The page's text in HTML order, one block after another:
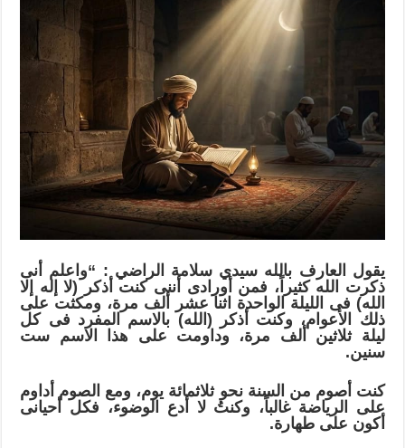
تأخر
عليه
الفتح
مغلقة
يقول العارف بالله سيدي سلامة الراضي : “واعلم أنى
ذكرت الله كثيراً، فمن أورادى أننى كنت أذكر (لا إله إلا
الله) فى الليلة الواحدة اثنا عشر ألف مرة، ومكثت على
ذلك الأعوام، وكنت أذكر (الله) بالاسم المفرد فى كل
ليلة ثلاثين ألف مرة، وداومت على هذا الاسم ست
سنين.
كنت أصوم من السنة نحو ثلاثمائة يوم، ومع الصوم أداوم
على الرياضة غالباً، وكنتُ لا أدع الوضوء، فكل أحيانى
أكون على طهارة.